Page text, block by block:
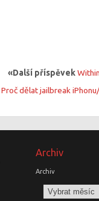
«Další příspěvek
Proč dělat jailbreak
Archiv
Archiv